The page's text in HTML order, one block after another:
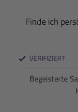
Finde ich
VERIFIZIERT
Begeisterte